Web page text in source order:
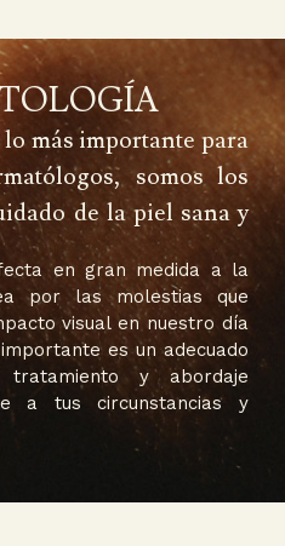
más importante para
somos los
de la piel sana y
en gran medida a la
por las molestias que
visual en nuestro día
es un adecuado
tratamiento y abordaje
a tus circunstancias y